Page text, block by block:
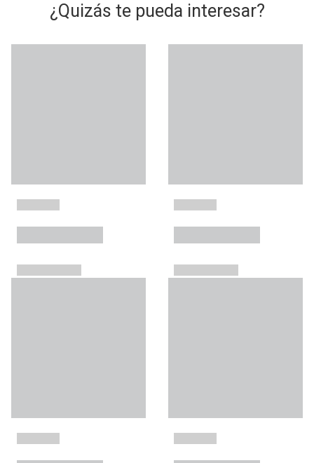
¿Quizás te pueda interesar?